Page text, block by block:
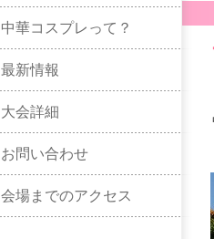
中華コスプレって？
最新情報
大会詳細
お問い合わせ
会場までのアクセス